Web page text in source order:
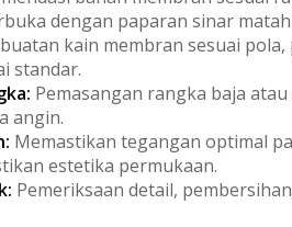
dengan paparan sinar
kain membran sesuai
standar.
Pemasangan rangka baja
angin.
Memastikan tegangan optimal
estetika permukaan.
Pemeriksaan detail,